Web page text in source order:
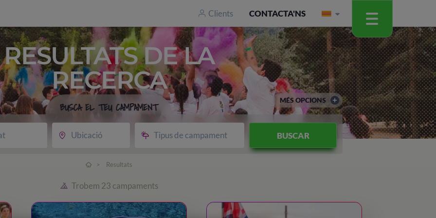
Clients CONTACTA'NS
RESULTATS DE LA
RECERCA
BUSCA EL TEU CAMPAMENT
Ubicació Tipus de campament BUSCAR
MÉS OPCIONS
> Resultats
Trobem 23 campaments